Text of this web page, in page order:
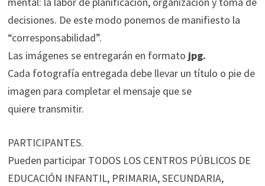
decisiones. De este modo ponemos de manifiesto la
“corresponsabilidad”.
Las imágenes se entregarán en formato jpg.
Cada fotografía entregada debe llevar un título o pie de
imagen para completar el mensaje que se
quiere transmitir.
PARTICIPANTES.
Pueden participar TODOS LOS CENTROS PÚBLICOS DE
EDUCACIÓN INFANTIL, PRIMARIA, SECUNDARIA,